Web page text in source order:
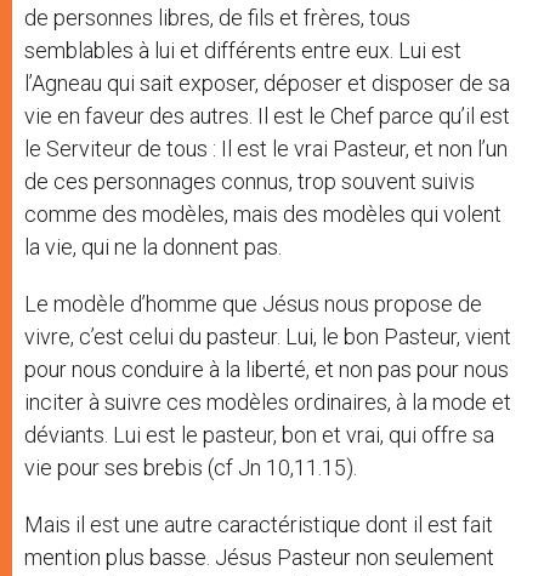
de personnes libres, de fils et frères, tous
semblables à lui et différents entre eux. Lui est
l’Agneau qui sait exposer, déposer et disposer de sa
vie en faveur des autres. Il est le Chef parce qu’il est
le Serviteur de tous : Il est le vrai Pasteur, et non l’un
de ces personnages connus, trop souvent suivis
comme des modèles, mais des modèles qui volent
la vie, qui ne la donnent pas.
Le modèle d’homme que Jésus nous propose de
vivre, c’est celui du pasteur. Lui, le bon Pasteur, vient
pour nous conduire à la liberté, et non pas pour nous
inciter à suivre ces modèles ordinaires, à la mode et
déviants. Lui est le pasteur, bon et vrai, qui offre sa
vie pour ses brebis (cf Jn 10,11.15).
Mais il est une autre caractéristique dont il est fait
mention plus basse. Jésus Pasteur non seulement